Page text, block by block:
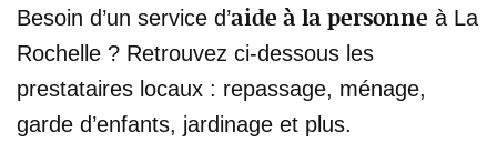
Besoin d’un service d’aide à la personne à La
Rochelle ? Retrouvez ci-dessous les
prestataires locaux : repassage, ménage,
garde d’enfants, jardinage et plus.